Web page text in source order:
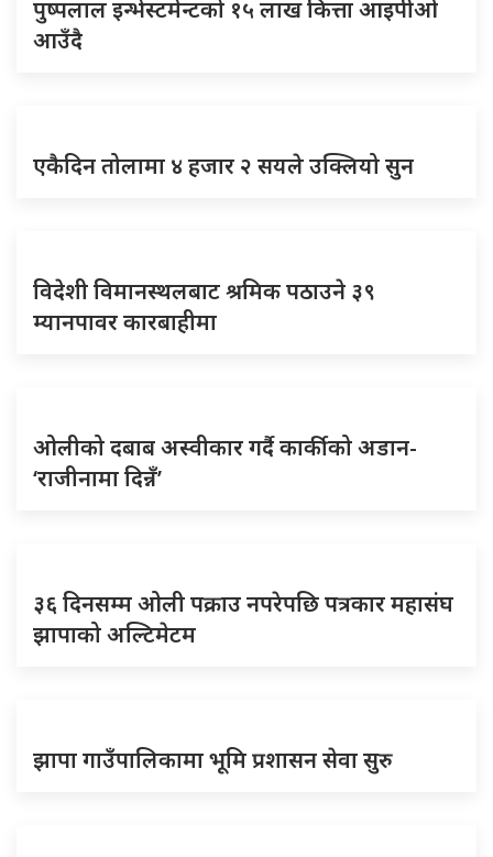
पुष्पलाल इन्भेस्टमेन्टको १५ लाख कित्ता आइपीओ
आउँदै
एकैदिन तोलामा ४ हजार २ सयले उक्लियो सुन
विदेशी विमानस्थलबाट श्रमिक पठाउने ३९
म्यानपावर कारबाहीमा
ओलीको दबाब अस्वीकार गर्दै कार्कीको अडान-
‘राजीनामा दिन्नँ’
३६ दिनसम्म ओली पक्राउ नपरेपछि पत्रकार महासंघ
झापाको अल्टिमेटम
झापा गाउँपालिकामा भूमि प्रशासन सेवा सुरु